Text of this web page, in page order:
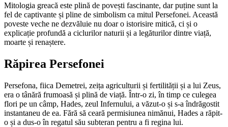
Mitologia greacă este plină de povești fascinante, dar puține sunt la
fel de captivante și pline de simbolism ca mitul Persefonei. Această
poveste veche ne dezvăluie nu doar o istorisire mitică, ci și o
explicație profundă a ciclurilor naturii și a legăturilor dintre viață,
moarte și renaștere.
Răpirea Persefonei
Persefona, fiica Demetrei, zeița agriculturii și fertilității și a lui Zeus,
era o tânără frumoasă și plină de viață. Într-o zi, în timp ce culegea
flori pe un câmp, Hades, zeul Infernului, a văzut-o și s-a îndrăgostit
instantaneu de ea. Fără să ceară permisiunea nimănui, Hades a răpit-
o și a dus-o în regatul său subteran pentru a fi regina lui.